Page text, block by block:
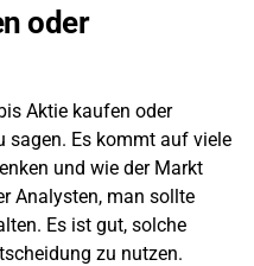
oder
Aktie kaufen oder
sagen. Es kommt auf viele
und wie der Markt
Analysten, man sollte
Es ist gut, solche
zu nutzen.